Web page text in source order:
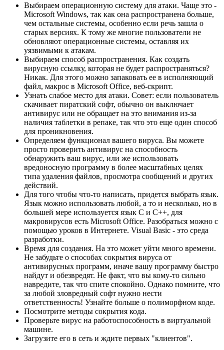
Выбираем операционную систему для атаки. Чаще это -
Microsoft Windows, так как она распространена больше,
чем остальные системы, особенно если речь зашла о
старых версиях. К тому же многие пользователи не
обновляют операционные системы, оставляя их
уязвимыми к атакам.
Выбираем способ распространения. Как создать
вирусную ссылку, которая не будет распространяться?
Никак. Для этого можно запаковать ее в исполняющий
файл, макрос в Microsoft Office, веб-скрипт.
Узнать слабое место для атаки. Совет: если пользователь
скачивает пиратский софт, обычно он выключает
антивирус или не обращает на это внимания из-за
наличия таблетки в репаке, так что это еще один способ
для проникновения.
Определяем функционал вашего вируса. Вы можете
просто проверить антивирус на способность
обнаружить ваш вирус, или же использовать
вредоносную программу в более масштабных целях
типа удаления файлов, просмотра сообщений и других
действий.
Для того чтобы что-то написать, придется выбрать язык.
Язык можно использовать любой, а то и несколько, но в
большей мере используется язык C и C++, для
макровирусов есть Microsoft Office. Разобраться можно с
помощью уроков в Интернете. Visual Basic - это среда
разработки.
Время для создания. На это может уйти много времени.
Не забудьте о способах сокрытия вируса от
антивирусных программ, иначе вашу программу быстро
найдут и обезвредят. Не факт, что вы кому-то сильно
навредите, так что спите спокойно. Однако помните, что
за любой зловредный софт нужно нести
ответственность! Узнайте больше о полиморфном коде.
Посмотрите методы сокрытия кода.
Проверьте вирус на работоспособность в виртуальной
машине.
Загрузите его в сеть и ждите первых "клиентов".